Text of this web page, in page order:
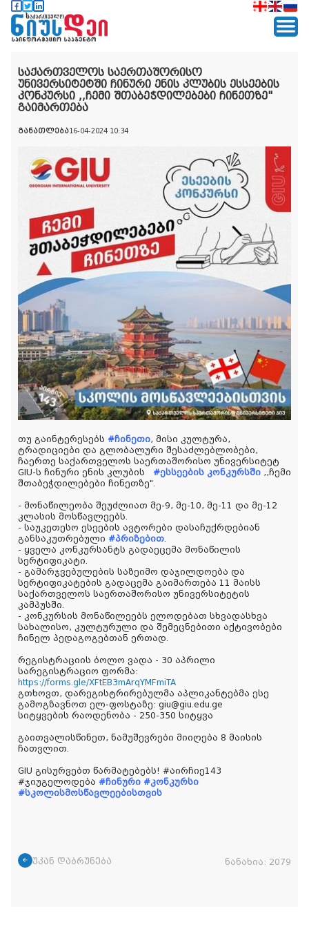
საქართველოს საერთაშორისო
უნივერსიტეტში ჩინური ენის კლუბის ესსეების
კონკურსი ,,ჩემი შთაბეჭდილებები ჩინეთზე"
გაიმართება
განათლება16-04-2024 10:34
თუ გაინტერესებს #ჩინეთი, მისი კულტურა,
ტრადიციები და გლობალური შესაძლებლობები,
ჩაერთე საქართველოს საერთაშორისო უნივერსიტეტ
GIU-ს ჩინური ენის კლუბის #ესსეების კონკურსში ,,ჩემი
შთაბეჭდილებები ჩინეთზე".
- მონაწილეობა შეუძლიათ მე-9, მე-10, მე-11 და მე-12
კლასის მოსწავლეებს.
- საუკეთესო ესეების ავტორები დასაჩუქრდებიან
განსაკუთრებული #პრიზებით
- ყველა კონკურსანტს გადაეცემა მონაწილის
სერტიფიკატი.
- გამარჯვებულების საზეიმო დაჯილდოება და
სერტიფიკატების გადაცემა გაიმართება 11 მაისს
საქართველოს საერთაშორისო უნივერსიტეტის
კამპუსში.
- კონკურსის მონაწილეებს ელოდებათ სხვადასხვა
სახალისო, კულტურული და შემეცნებითი აქტივობები
ჩინელ პედაგოგებთან ერთად.
რეგისტრაციის ბოლო ვადა - 30 აპრილი
სარეგისტრაციო ფორმა:
https://forms.gle/XFtEB3mArqYMFmiTA
გთხოვთ, დარეგისტრირებულმა აპლიკანტებმა ესე
გამოგზავნოთ ელ-ფოსტაზე: giu@giu.edu.ge
სიტყვების რაოდენობა - 250-350 სიტყვა
გაითვალისწინეთ, ნამუშევრები მიიღება 8 მაისის
ჩათვლით.
GIU გისურვებთ წარმატებებს! #აირჩიე143
#ჯიუგელოდება #ჩინური #კონკურსი
#სკოლისმოსწავლეებისთვის
უკან დაბრუნება ნანახია: 2079